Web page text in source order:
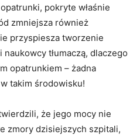
pokryte właśnie
zmniejsza również
przyspiesza tworzenie
tłumaczą, dlaczego
opatrunkiem – żadna
takim środowisku!
że jego mocy nie
zmory dzisiejszych szpitali,